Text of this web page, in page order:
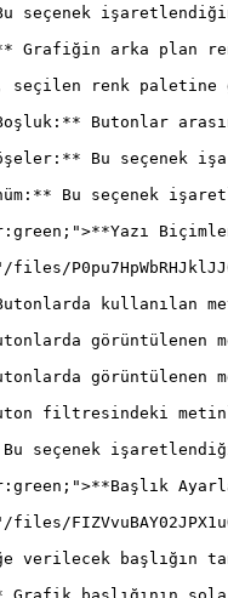
seçenek
Grafiğin arka plan
seçilen renk
Butonlar
Bu seçenek
Bu seçenek
files/
kullanılan
filtresindeki
seçenek
files/
verilecek başlığın